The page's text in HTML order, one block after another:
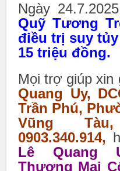
Ngày
Quỹ Tương
điều trị suy
15 triệu đồng.
Mọi trợ giúp xin
Quang Uy,
Trần Phú,
Vũng
0903.340.914,
Lê Quang
Thương Mại